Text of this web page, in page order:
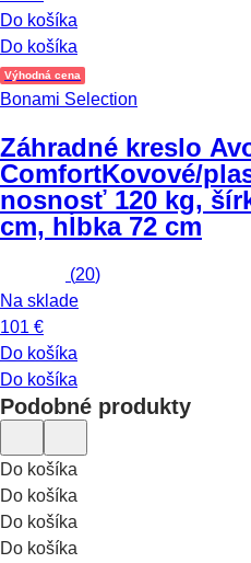
Do košíka
Do košíka
Výhodná cena
Bonami Selection
Záhradné kreslo
ComfortKovové/
nosnosť 120 kg,
cm, hĺbka 72 cm
(20)
Na sklade
101 €
Do košíka
Do košíka
Podobné produkty
Do košíka
Do košíka
Do košíka
Do košíka